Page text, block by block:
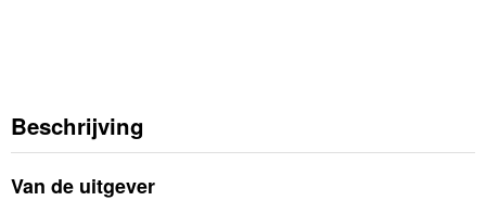
Beschrijving
Van de uitgever